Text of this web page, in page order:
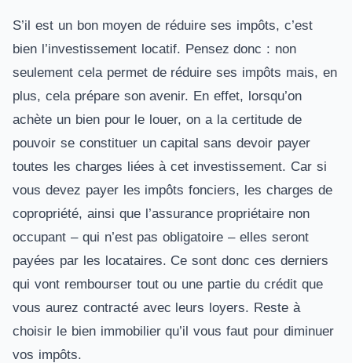
S’il est un bon moyen de réduire ses impôts, c’est
bien l’investissement locatif. Pensez donc : non
seulement cela permet de réduire ses impôts mais, en
plus, cela prépare son avenir. En effet, lorsqu’on
achète un bien pour le louer, on a la certitude de
pouvoir se constituer un capital sans devoir payer
toutes les charges liées à cet investissement. Car si
vous devez payer les impôts fonciers, les charges de
copropriété, ainsi que l’assurance propriétaire non
occupant – qui n’est pas obligatoire – elles seront
payées par les locataires. Ce sont donc ces derniers
qui vont rembourser tout ou une partie du crédit que
vous aurez contracté avec leurs loyers. Reste à
choisir le bien immobilier qu’il vous faut pour diminuer
vos impôts.